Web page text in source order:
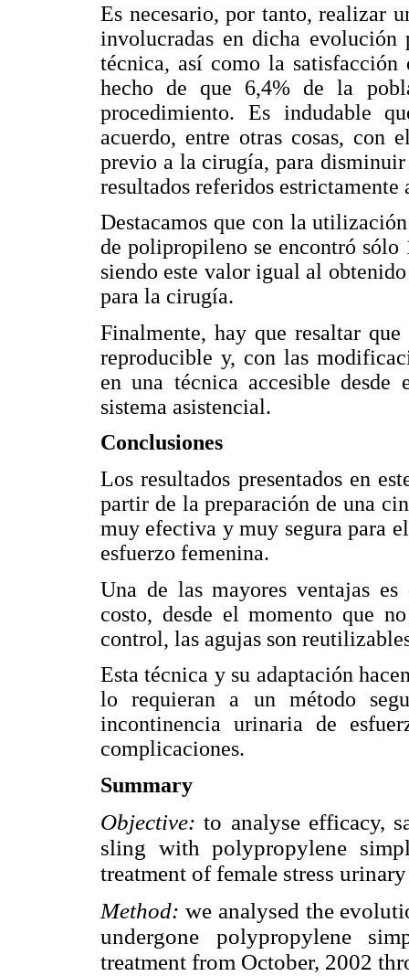
Es necesario, por tanto, realizar
involucradas en dicha evolución
técnica, así como la satisfacción
hecho de que 6,4% de la
procedimiento. Es indudable
acuerdo, entre otras cosas, con
previo a la cirugía, para
resultados referidos
Destacamos que con la
de polipropileno se encontró sólo
siendo este valor igual al
para la cirugía.
Finalmente, hay que resaltar
reproducible y, con las
en una técnica accesible
sistema asistencial.
Conclusiones
Los resultados presentados en
partir de la preparación de una
muy efectiva y muy segura para
esfuerzo femenina.
Una de las mayores ventajas
costo, desde el momento que
control, las agujas son
Esta técnica y su adaptación
lo requieran a un método
incontinencia urinaria de
complicaciones.
Summary
Objective: to analyse efficacy,
sling with polypropylene
treatment of female stress
Method: we analysed the
undergone polypropylene
treatment from October, 2002